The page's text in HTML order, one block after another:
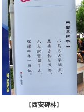
【西安碑林】